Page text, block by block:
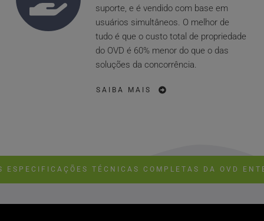
suporte, e é vendido com base em
usuários simultâneos. O melhor de
tudo é que o custo total de propriedade
do OVD é 60% menor do que o das
soluções da concorrência.
SAIBA MAIS
ESPECIFICAÇÕES TÉCNICAS COMPLETAS DA OVD